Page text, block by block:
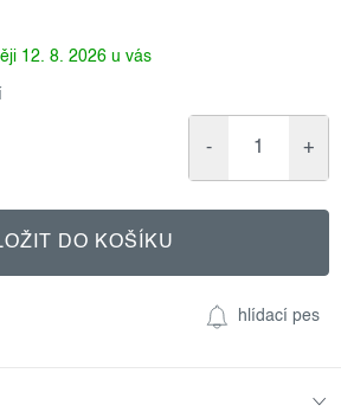
12. 8. 2026
DO KOŠÍKU
hlídací pes